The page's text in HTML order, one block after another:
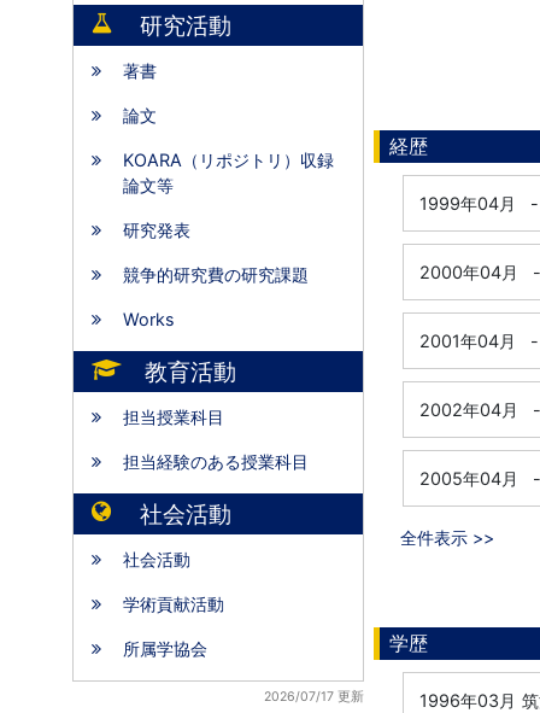
研究活動
著書
論文
KOARA（リポジトリ）収録
論文等
研究発表
競争的研究費の研究課題
Works
教育活動
担当授業科目
担当経験のある授業科目
社会活動
社会活動
学術貢献活動
所属学協会
2026/07/17 更新
経歴
1999年04月 -
2000年04月 -
2001年04月 -
2002年04月 -
2005年04月 -
全件表示 >>
学歴
1996年03月